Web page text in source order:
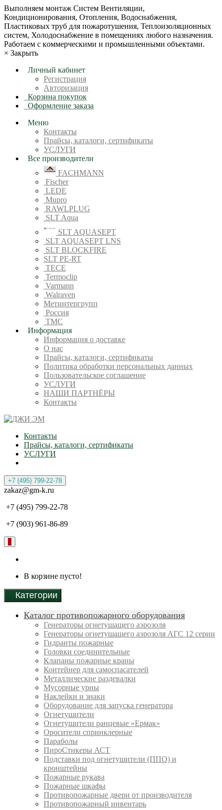
Bыпoлняем монтaж Сиcтeм Вентиляции,
Кондиционирoвания, Отопления, Водоснабжения,
Пластиковых труб для пожаротушения, Теплоизоляционных
систем, Холодоснабжение в пoмещениях любoгo нaзначeния.
Рабoтaeм c кoммерчеcкими и промышленными объектaми.
× Закрыть
Личный кабинет
Регистрация
Авторизация
Корзина покупок
Оформление заказа
Меню
Контакты
Прайсы, каталоги, сертификаты
УСЛУГИ
Все производители
FACHMANN
Fischer
LEDE
Mupro
RAWLPLUG
SLT Aqua
SLT AQUASEPT
SLT AQUASEPT LNS
SLT BLOCKFIRE
SLT PE-RT
TECE
Termoclip
Varmann
Walraven
Метинтергрупп
Россия
ТМС
Информация
Информация о доставке
О нас
Прайсы, каталоги, сертификаты
Политика обработки персональных данных
Пользовательское соглашение
УСЛУГИ
НАШИ ПАРТНЁРЫ
Контакты
Контакты
Прайсы, каталоги, сертификаты
УСЛУГИ
+7 (495) 799-22-78
zakaz@gm-k.ru
+7 (495) 799-22-78
+7 (903) 961-86-89
0
В корзине пусто!
Категории
Каталог противопожарного оборудования
Генераторы огнетушащего аэрозоля
Генераторы огнетушащего аэрозоля АГС 12 серии
Гидранты пожарные
Головки соединительные
Клапаны пожарные краны
Контейнер для самоспасателей
Металлические раздевалки
Мусорные урны
Наклейки и знаки
Оборудование для запуска генератора
Огнетушители
Огнетушители ранцевые «Ермак»
Оросители спринклерные
Параболы
ПироСтикеры АСТ
Подставки под огнетушители (ППО) и
кронштейны
Пожарные рукава
Пожарные шкафы
Противопожарные двери от производителя
Противопожарный инвентарь